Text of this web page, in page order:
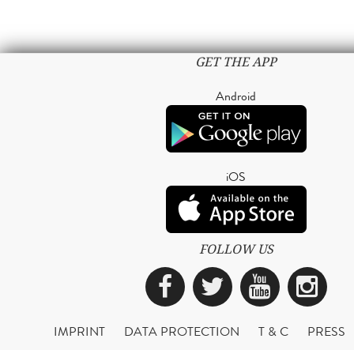
GET THE APP
Android
iOS
FOLLOW US
Facebook
Twitter
IMPRINT DATA PROTECTION T & C
PRESS